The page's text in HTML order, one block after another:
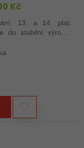
Kč
13. a 14. plat.
do stabilní výrobní